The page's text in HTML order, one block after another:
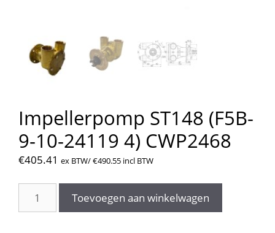
Impellerpomp ST148 (F5B-
9-10-24119 4) CWP2468
€405.41 ex BTW/€490.55 incl BTW
ST148
Toevoegen aan winkelwagen